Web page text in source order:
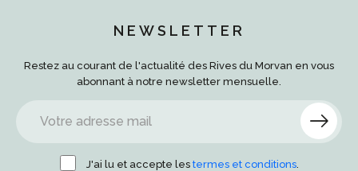
NEWSLETTER
Restez au courant de l'actualité des Rives du Morvan en vous
abonnant à notre newsletter mensuelle.
J'ai lu et accepte les termes et conditions.